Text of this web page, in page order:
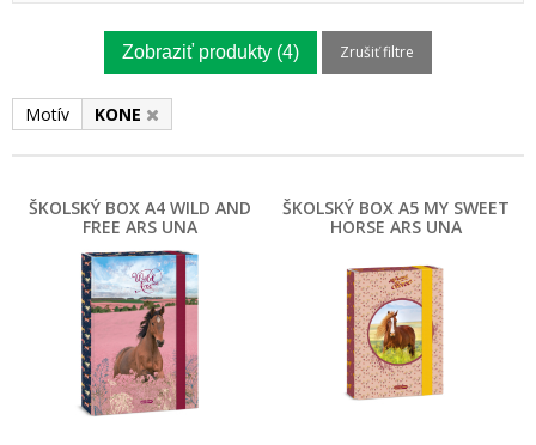
Zobraziť produkty (4) Zrušiť filtre
Motív KONE
ŠKOLSKÝ BOX A4 WILD AND
FREE ARS UNA
ŠKOLSKÝ BOX A5 MY SWEET
HORSE ARS UNA